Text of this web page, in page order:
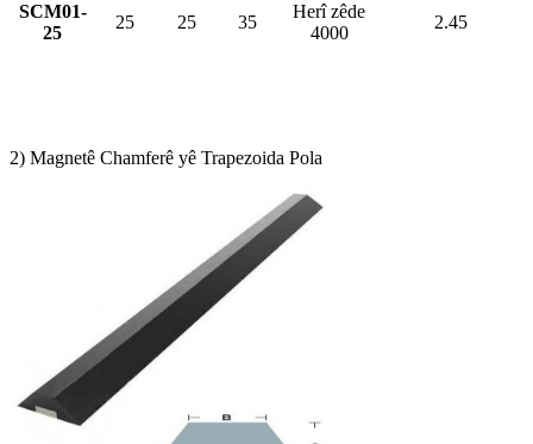
SCM01-
25
25 25 35
Herî zêde
4000
2.45
2) Magnetê Chamferê yê Trapezoida Pola